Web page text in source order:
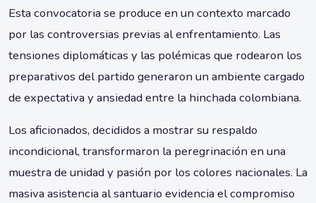
Esta convocatoria se produce en un contexto marcado
por las controversias previas al enfrentamiento. Las
tensiones diplomáticas y las polémicas que rodearon los
preparativos del partido generaron un ambiente cargado
de expectativa y ansiedad entre la hinchada colombiana.
Los aficionados, decididos a mostrar su respaldo
incondicional, transformaron la peregrinación en una
muestra de unidad y pasión por los colores nacionales. La
masiva asistencia al santuario evidencia el compromiso